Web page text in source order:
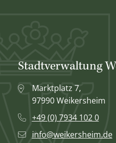
Stadtverwaltung
Marktplatz 7,
97990 Weikersheim
+49 (0) 7934 102 0
info@weikersheim.de